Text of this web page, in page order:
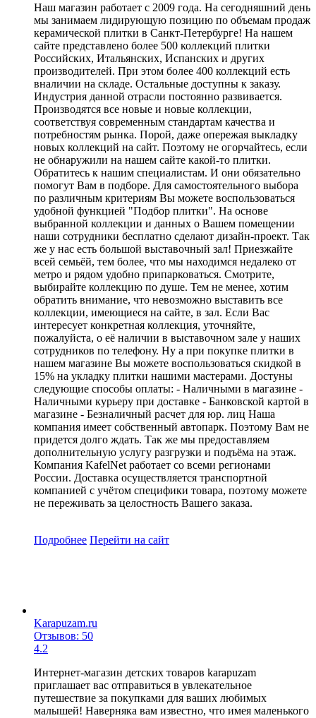
Наш магазин работает с 2009 года. На сегодняшний день
мы занимаем лидирующую позицию по объемам продаж
керамической плитки в Санкт-Петербурге! На нашем
сайте представлено более 500 коллекций плитки
Российских, Итальянских, Испанских и других
производителей. При этом более 400 коллекций есть
вналичии на складе. Остальные доступны к заказу.
Индустрия данной отрасли постоянно развивается.
Производятся все новые и новые коллекции,
соответствуя современным стандартам качества и
потребностям рынка. Порой, даже опережая выкладку
новых коллекций на сайт. Поэтому не огорчайтесь, если
не обнаружили на нашем сайте какой-то плитки.
Обратитесь к нашим специалистам. И они обязательно
помогут Вам в подборе. Для самостоятельного выбора
по различным критериям Вы можете воспользоваться
удобной функцией "Подбор плитки". На основе
выбранной коллекции и данных о Вашем помещении
наши сотрудники бесплатно сделают дизайн-проект. Так
же у нас есть большой выставочный зал! Приезжайте
всей семьёй, тем более, что мы находимся недалеко от
метро и рядом удобно припарковаться. Смотрите,
выбирайте коллекцию по душе. Тем не менее, хотим
обратить внимание, что невозможно выставить все
коллекции, имеющиеся на сайте, в зал. Если Вас
интересует конкретная коллекция, уточняйте,
пожалуйста, о её наличии в выставочном зале у наших
сотрудников по телефону. Ну а при покупке плитки в
нашем магазине Вы можете воспользоваться скидкой в
15% на укладку плитки нашими мастерами. Достуны
следующие способы оплаты: - Наличными в магазине -
Наличными курьеру при доставке - Банковской картой в
магазине - Безналичный расчет для юр. лиц Наша
компания имеет собственный автопарк. Поэтому Вам не
придется долго ждать. Так же мы предоставляем
дополнительную услугу разгрузки и подъёма на этаж.
Компания KafelNet работает со всеми регионами
России. Доставка осуществляется транспортной
компанией с учётом специфики товара, поэтому можете
не переживать за целостность Вашего заказа.
Подробнее Перейти на сайт
Karapuzam.ru
Отзывов: 50
4.2
Интернет-магазин детских товаров karapuzam
приглашает вас отправиться в увлекательное
путешествие за покупками для ваших любимых
малышей! Наверняка вам известно, что имея маленького